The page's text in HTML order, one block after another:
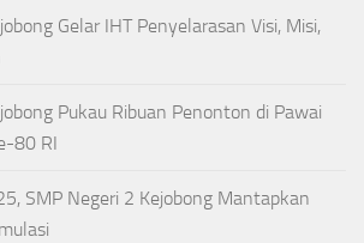
Gelar IHT Penyelarasan Visi, Misi,
Pukau Ribuan Penonton di Pawai
80 RI
SMP Negeri 2 Kejobong Mantapkan